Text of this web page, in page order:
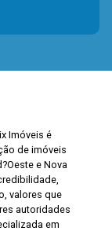
Imóveis é
de imóveis
e Nova
valores que
autoridades
em